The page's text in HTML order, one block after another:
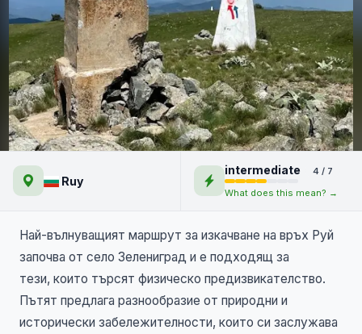
От Зелениград до Руй с
панорама от Шильи камик
Ruy
intermediate
4 / 7
What does this mean? →
Най-вълнуващият маршрут за изкачване на връх Руй
започва от село Зелениград и е подходящ за
тези, които търсят физическо предизвикателство.
Пътят предлага разнообразие от природни и
исторически забележителности, които си заслужава